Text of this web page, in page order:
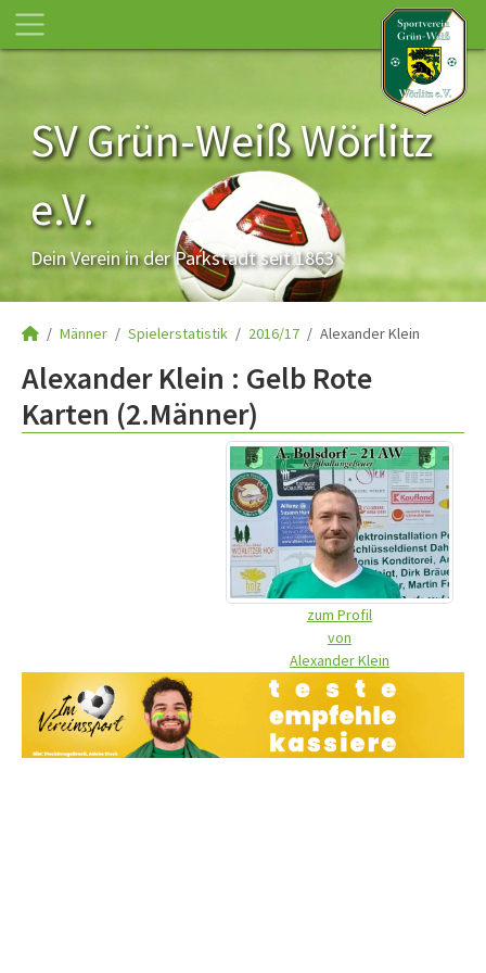
SV Grün-Weiß Wörlitz
e.V.
Dein Verein in der Parkstadt seit 1863
Männer Spielerstatistik 2016/17 Alexander Klein
Alexander Klein : Gelb Rote
Karten (2.Männer)
zum Profil
von
Alexander Klein